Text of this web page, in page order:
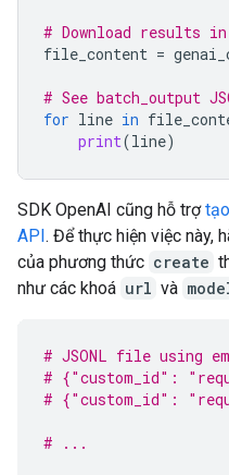
# Download results
file_content =
# See batch_output
for line in
print(line)
SDK OpenAI cũng hỗ trợ
API. Để thực hiện việc này,
của phương thức create
như các khoá url và
# JSONL file using
# {"custom_id":
# {"custom_id":
# ...